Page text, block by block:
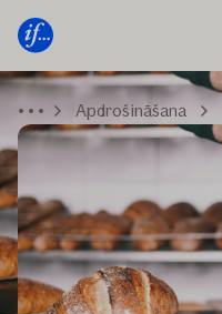
izvēlne
Apdrošināšana